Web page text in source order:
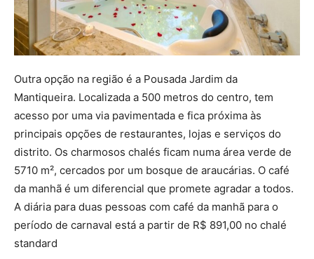
Outra opção na região é a Pousada Jardim da
Mantiqueira. Localizada a 500 metros do centro, tem
acesso por uma via pavimentada e fica próxima às
principais opções de restaurantes, lojas e serviços do
distrito. Os charmosos chalés ficam numa área verde de
5710 m², cercados por um bosque de araucárias. O café
da manhã é um diferencial que promete agradar a todos.
A diária para duas pessoas com café da manhã para o
período de carnaval está a partir de R$ 891,00 no chalé
standard